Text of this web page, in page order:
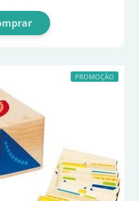
PROMOÇÃO